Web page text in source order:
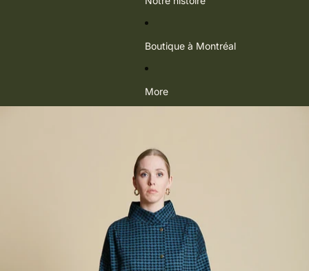
Boutique à Montréal
More
Passer aux informations sur le produit